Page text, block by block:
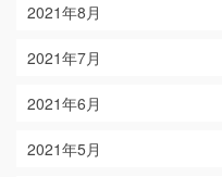
2021年8月
2021年7月
2021年6月
2021年5月